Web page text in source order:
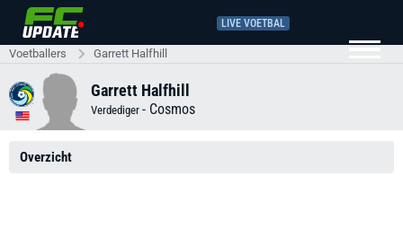
LIVE VOETBAL
Voetballers Garrett Halfhill
Garrett Halfhill
Verdediger - Cosmos
Overzicht